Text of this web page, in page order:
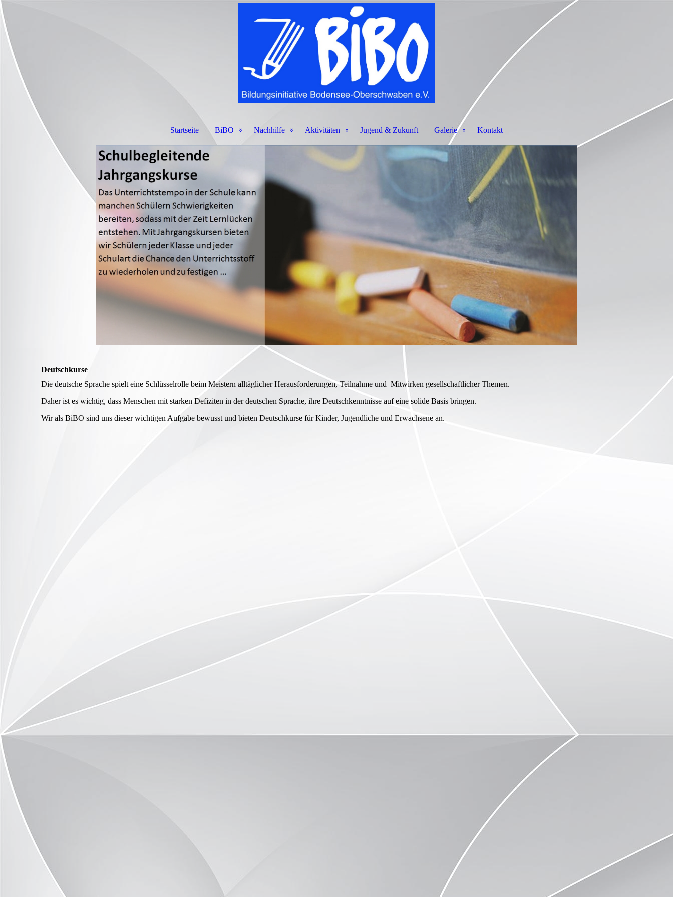
Startseite BiBO Nachhilfe Aktivitäten Jugend & Zukunft Galerie Kontakt
Deutschkurse
Die deutsche Sprache spielt eine Schlüsselrolle beim Meistern alltäglicher Herausforderungen, Teilnahme und Mitwirken gesellschaftlicher Themen.
Daher ist es wichtig, dass Menschen mit starken Defiziten in der deutschen Sprache, ihre Deutschkenntnisse auf eine solide Basis bringen.
Wir als BiBO sind uns dieser wichtigen Aufgabe bewusst und bieten Deutschkurse für Kinder, Jugendliche und Erwachsene an.